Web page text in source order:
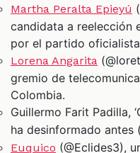
Martha Peralta Epieyú
candidata a reelección
por el partido oficialista
Lorena Angarita
gremio de
Colombia.
Guillermo Farit Padilla,
ha desinformado antes (
Euquico (@Eclides3),